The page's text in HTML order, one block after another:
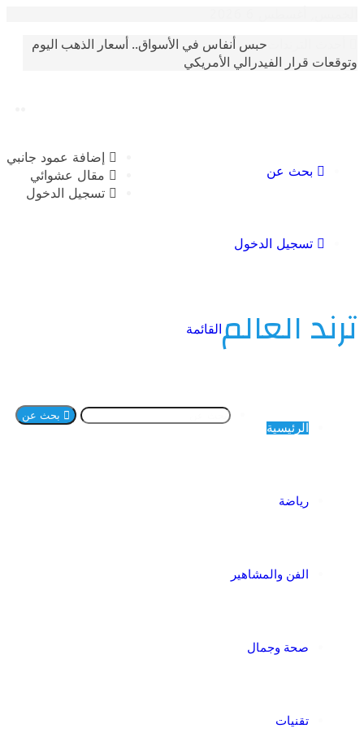
حبس أنفاس في الأسواق.. أسعار الذهب اليوم
قرار الفيدرالي الأمريكي
إضافة عمود جانبي
مقال عشوائي
تسجيل الدخول
بحث عن
تسجيل الدخول
العالمالقائمة
الفن والمشاهير
صحة وجمال
بحث عن